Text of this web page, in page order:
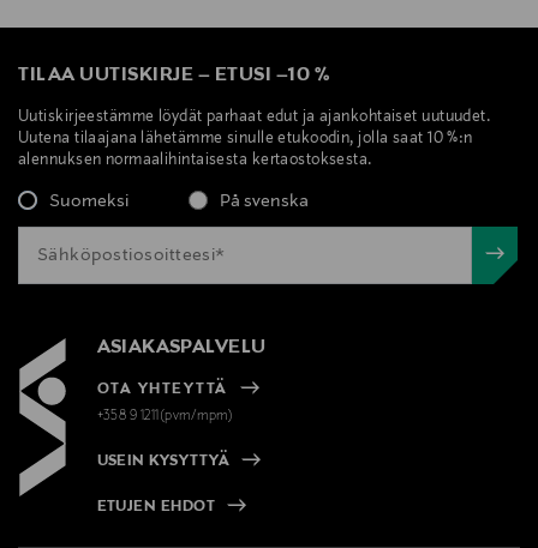
TILAA UUTISKIRJE – ETUSI –10 %
Uutiskirjeestämme löydät parhaat edut ja ajankohtaiset uutuudet.
Uutena tilaajana lähetämme sinulle etukoodin, jolla saat 10 %:n
alennuksen normaalihintaisesta kertaostoksesta.
Suomeksi På svenska
ASIAKASPALVELU
OTA YHTEYTTÄ
+358 9 1211(pvm/mpm)
USEIN KYSYTTYÄ
ETUJEN EHDOT